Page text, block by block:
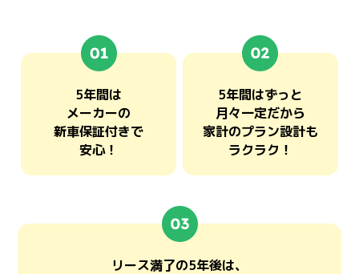
5年間は
メーカーの
新車保証付きで
安心！
5年間はずっと
月々一定だから
家計のプラン設計も
ラクラク！
リース満了の5年後は、